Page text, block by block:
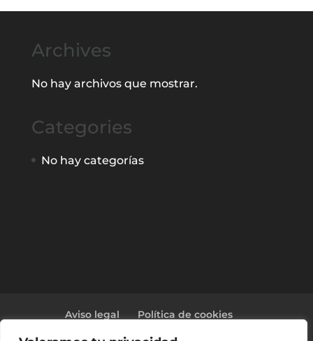
Archives
No hay archivos que mostrar.
Categories
No hay categorías
Aviso legal
Política de cookies
Política de privacidad